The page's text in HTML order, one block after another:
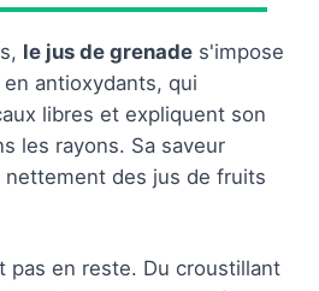
le jus de grenade s'impose
antioxydants, qui
libres et expliquent son
les rayons. Sa saveur
nettement des jus de fruits
pas en reste. Du croustillant